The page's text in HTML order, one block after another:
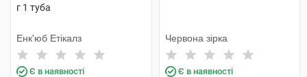
г 1 туба
Енк'юб Етікалз
Є в наявності
Червона зірка
Є в наявності